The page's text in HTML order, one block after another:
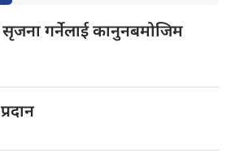
सृजना गर्नेलाई कानुनबमोजिम
प्रदान